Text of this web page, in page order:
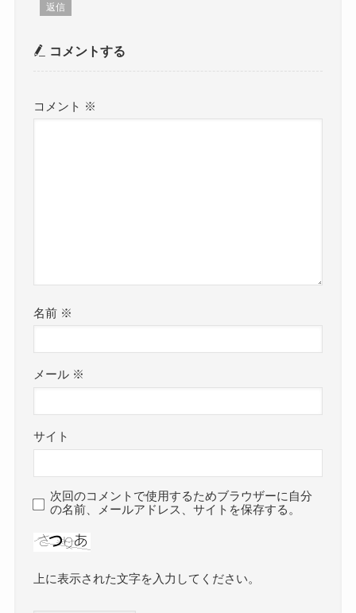
返信
コメントする
コメント ※
名前 ※
メール ※
サイト
次回のコメントで使用するためブラウザーに自分
の名前、メールアドレス、サイトを保存する。
上に表示された文字を入力してください。